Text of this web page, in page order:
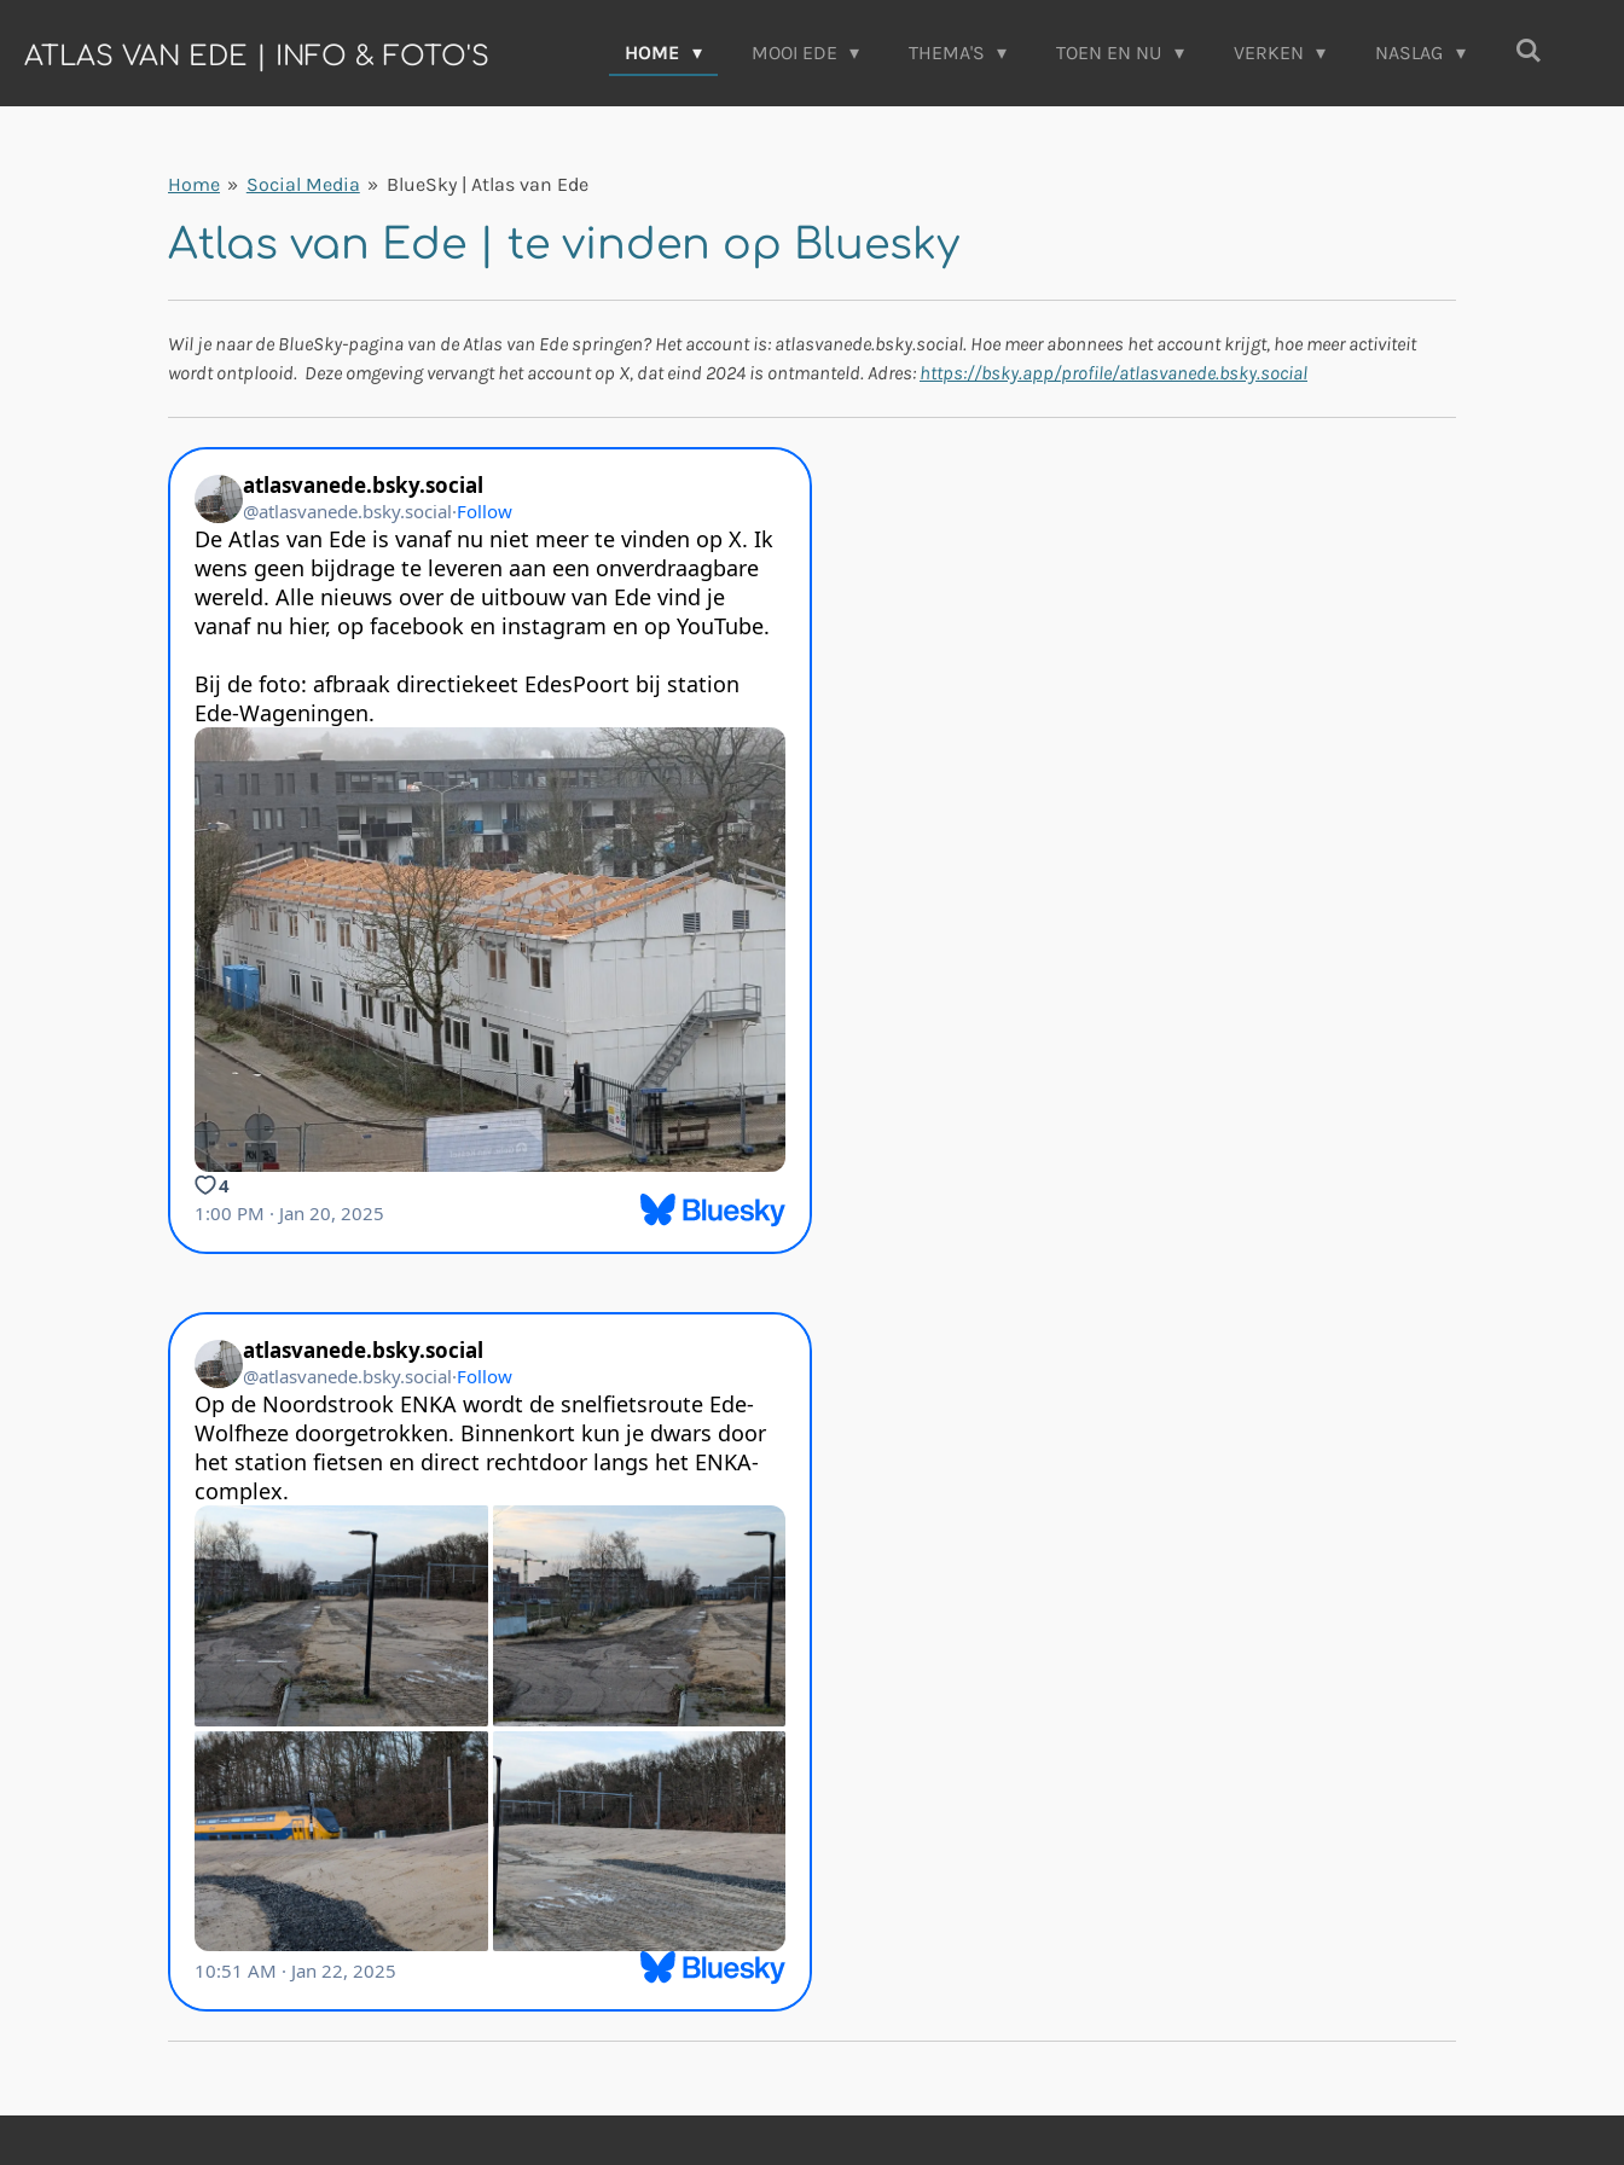
direct
de
ATLAS VAN EDE | INFO & FOTO'S HOME MOOI EDE THEMA'S TOEN EN NU VERKEN NASLAG
Home » Social Media » BlueSky | Atlas van Ede
Atlas van Ede | te vinden op Bluesky
Wil je naar de BlueSky-pagina van de Atlas van Ede springen? Het account is: atlasvanede.bsky.social. Hoe meer abonnees het account krijgt, hoe meer activiteit
wordt ontplooid. Deze omgeving vervangt het account op X, dat eind 2024 is ontmanteld. Adres: https://bsky.app/profile/atlasvanede.bsky.social